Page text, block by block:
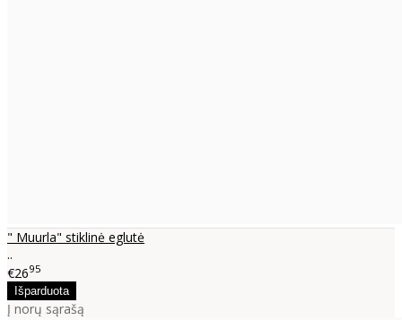
" Muurla" stiklinė eglutė
..
€2695
Į norų sąrašą